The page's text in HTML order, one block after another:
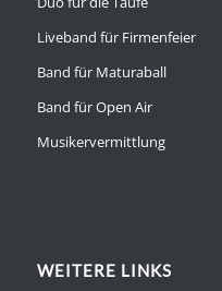
Liveband für Firmenfeier
Band für Maturaball
Band für Open Air
Musikervermittlung
WEITERE LINKS